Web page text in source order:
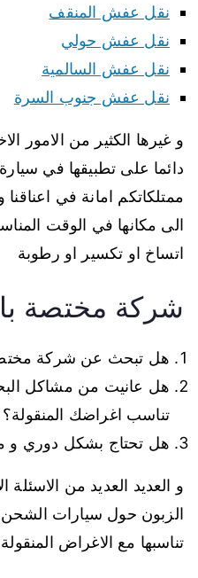
نقل عفش المنقف
نقل عفش حولي
نقل عفش السالمية
نقل عفش جنوب السرة
و غيرها الكثير من الامور
دائما على تطبيقها في
ممتلكاتكم امانة في
الى مكانها في الوقت
اتساخ او تكسير او رطوبة
شركة مختصة
هل تبحث عن شركة
هل عانيت من مشاكل
تناسب اغراضك المنقولة؟
هل تحتاج بشكل دوري و
و العديد العديد من
الزبون حول سيارات الشحن
تناسبها مع الاغراض